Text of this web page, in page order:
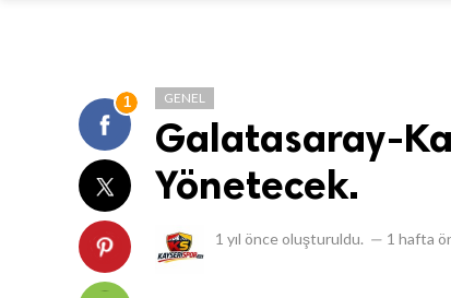
1 GENEL
Galatasaray-
Yönetecek.
1 yıl önce oluşturuldu. — 1 hafta